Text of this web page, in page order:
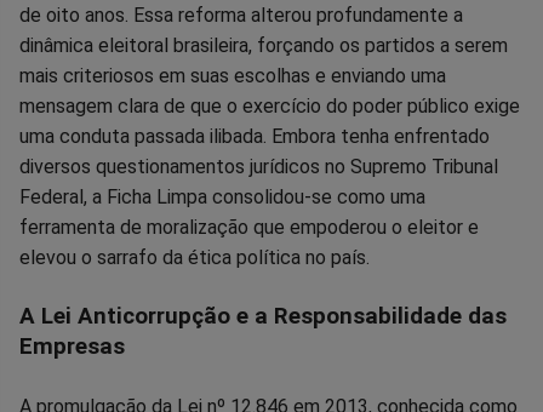
de oito anos. Essa reforma alterou profundamente a
dinâmica eleitoral brasileira, forçando os partidos a serem
mais criteriosos em suas escolhas e enviando uma
mensagem clara de que o exercício do poder público exige
uma conduta passada ilibada. Embora tenha enfrentado
diversos questionamentos jurídicos no Supremo Tribunal
Federal, a Ficha Limpa consolidou-se como uma
ferramenta de moralização que empoderou o eleitor e
elevou o sarrafo da ética política no país.
A Lei Anticorrupção e a Responsabilidade das
Empresas
A promulgação da Lei nº 12.846 em 2013, conhecida como